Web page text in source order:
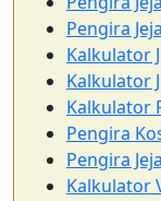
Pengira
Kalkulator
Kalkulator
Kalkulator
Pengira
Pengira
Kalkulator